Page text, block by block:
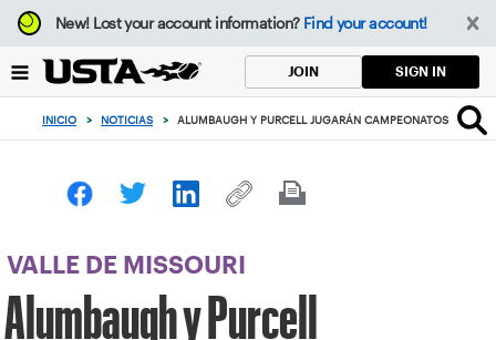
Enfoque
desde
botón
volver
principio
New!Lost your account information? Find your account!
JOIN SIGN IN
INICIO > NOTICIAS > ALUMBAUGH Y PURCELL JUGARÁN CAMPEONATOS SENIOR
VALLE DE MISSOURI
Alumbaugh y Purcell